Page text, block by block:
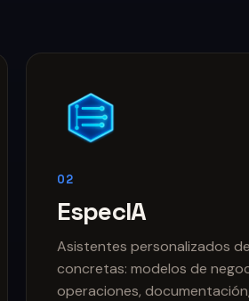
02
EspecIA
Asistentes personalizados
concretas: modelos de
operaciones,